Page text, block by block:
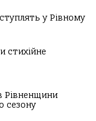
у Рівному
стихійне
Рівненщини
сезону